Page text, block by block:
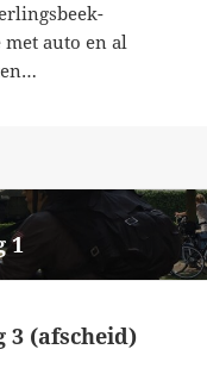
met auto en al
1
3 (afscheid)